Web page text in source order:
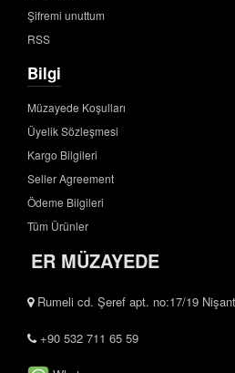
Şifremi unuttum
RSS
Bilgi
Müzayede Koşulları
Üyelik Sözleşmesi
Kargo Bilgileri
Seller Agreement
Ödeme Bilgileri
Tüm Ürünler
ER MÜZAYEDE
Rumeli cd. Şeref apt. no:17/19
+90 532 711 65 59